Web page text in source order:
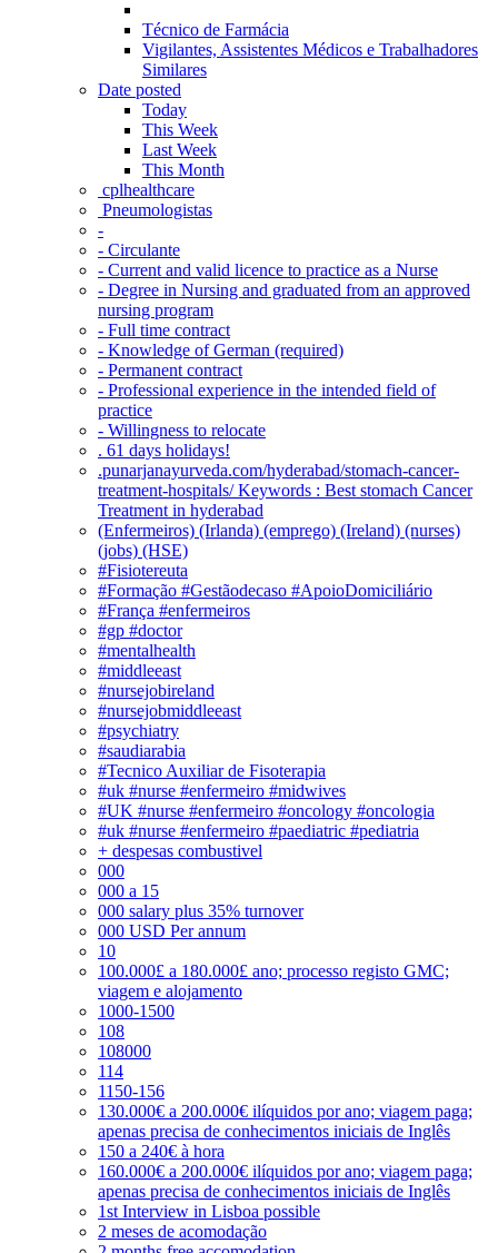
Técnico de Farmácia
Vigilantes, Assistentes Médicos e Trabalhadores
Similares
Date posted
Today
This Week
Last Week
This Month
‎ cplhealthcare‬
Pneumologistas
-
- Circulante
- Current and valid licence to practice as a Nurse
- Degree in Nursing and graduated from an approved
nursing program
- Full time contract
- Knowledge of German (required)
- Permanent contract
- Professional experience in the intended field of
practice
- Willingness to relocate
. 61 days holidays!
.punarjanayurveda.com/hyderabad/stomach-cancer-
treatment-hospitals/ Keywords : Best stomach Cancer
Treatment in hyderabad
(Enfermeiros) (Irlanda) (emprego) (Ireland) (nurses)
(jobs) (HSE)
#Fisiotereuta
#Formação #Gestãodecaso #ApoioDomiciliário
#França #enfermeiros
#gp #doctor
#mentalhealth
#middleeast
#nursejobireland
#nursejobmiddleeast
#psychiatry
#saudiarabia
#Tecnico Auxiliar de Fisoterapia
#uk #nurse #enfermeiro #midwives
#UK #nurse #enfermeiro #oncology #oncologia
#uk #nurse #enfermeiro #paediatric #pediatria
+ despesas combustivel
000
000 a 15
000 salary plus 35% turnover
000 USD Per annum
10
100.000£ a 180.000£ ano; processo registo GMC;
viagem e alojamento
1000-1500
108
108000
114
1150-156
130.000€ a 200.000€ ilíquidos por ano; viagem paga;
apenas precisa de conhecimentos iniciais de Inglês
150 a 240€ à hora
160.000€ a 200.000€ ilíquidos por ano; viagem paga;
apenas precisa de conhecimentos iniciais de Inglês
1st Interview in Lisboa possible
2 meses de acomodação